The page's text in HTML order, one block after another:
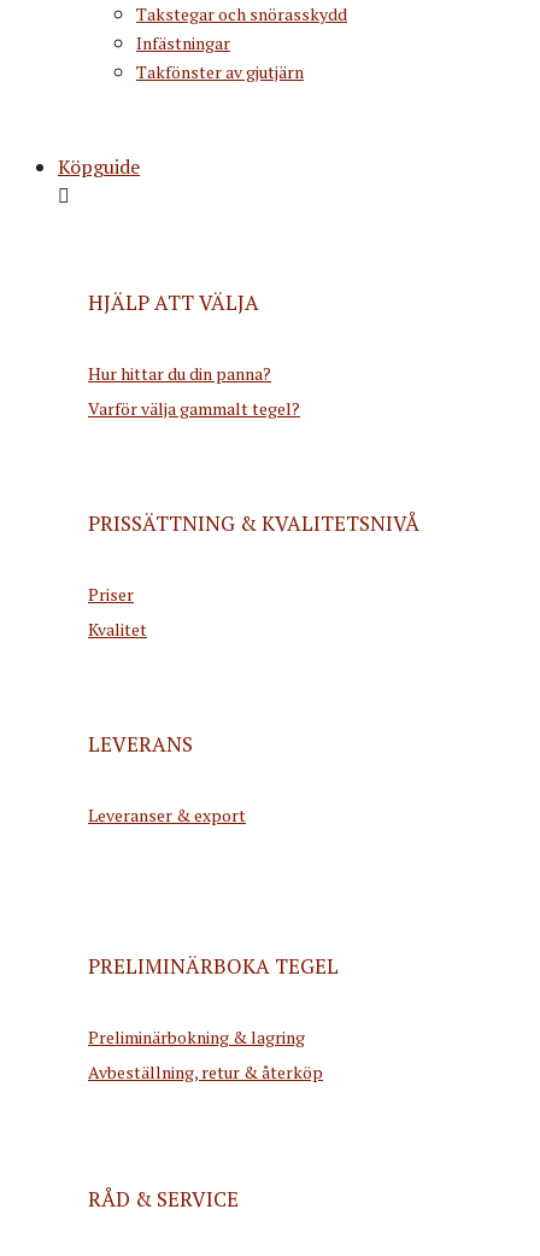
Takstegar och snörasskydd
Infästningar
Takfönster av gjutjärn
Köpguide
HJÄLP ATT VÄLJA
Hur hittar du din panna?
Varför välja gammalt tegel?
PRISSÄTTNING & KVALITETSNIVÅ
Priser
Kvalitet
LEVERANS
Leveranser & export
PRELIMINÄRBOKA TEGEL
Preliminärbokning & lagring
Avbeställning, retur & återköp
RÅD & SERVICE